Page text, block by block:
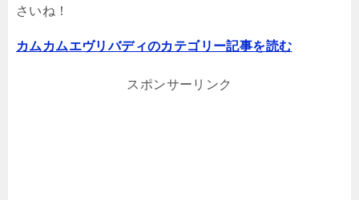
さいね！
カムカムエヴリバディのカテゴリー記事を読む
スポンサーリンク